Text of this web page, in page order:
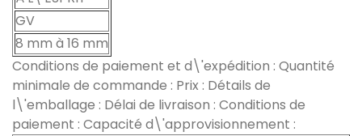
GV
8 mm à 16 mm
Conditions de paiement et d\'expédition : Quantité
minimale de commande : Prix : Détails de
l\'emballage : Délai de livraison : Conditions de
paiement : Capacité d\'approvisionnement :